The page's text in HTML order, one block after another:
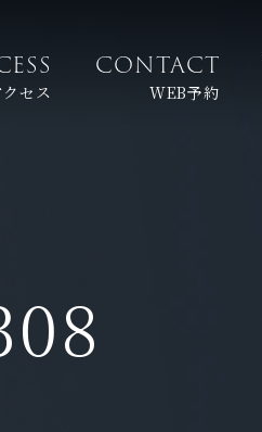
セス
CONTACT
WEB予約